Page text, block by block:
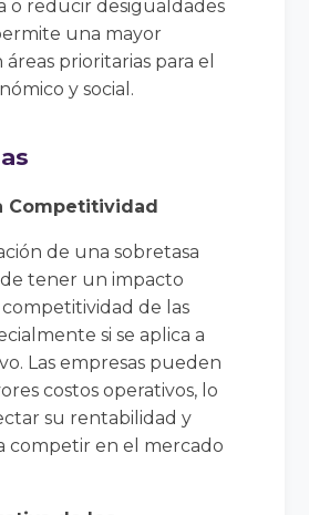
o reducir desigualdades
una mayor
prioritarias para el
y social.
Competitividad
de una sobretasa
tener un impacto
de las
si se aplica a
Las empresas pueden
costos operativos, lo
su rentabilidad y
competir en el mercado